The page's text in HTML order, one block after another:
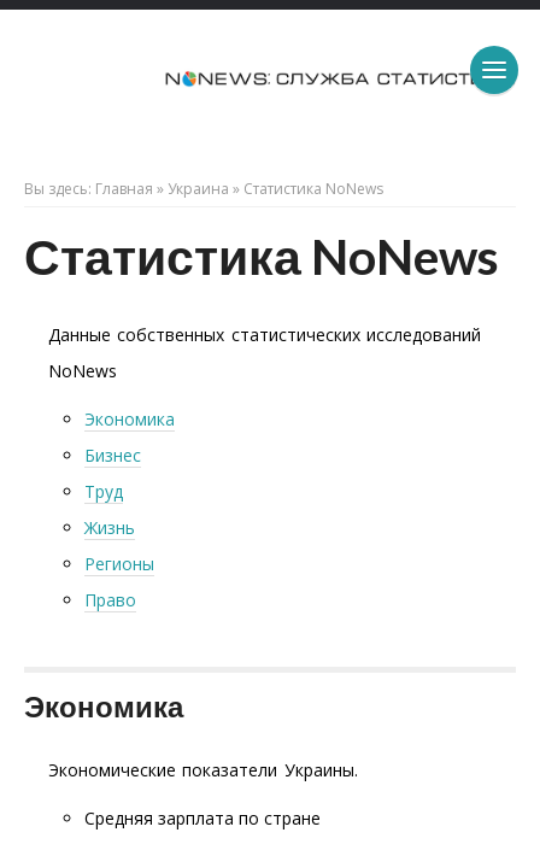
Вы здесь: Главная » Украина » Статистика NoNews
Статистика NoNews
Данные собственных статистических исследований
NoNews
Экономика
Бизнес
Труд
Жизнь
Регионы
Право
Экономика
Экономические показатели Украины.
Средняя зарплата по стране